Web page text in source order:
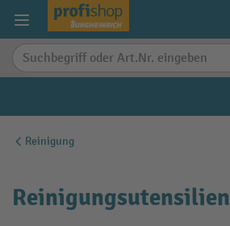
springen
Reinigung
Reinigungsutensilien